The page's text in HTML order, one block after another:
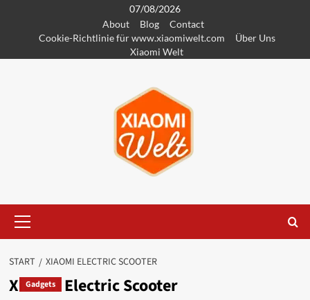
springen
07/08/2026
About
Blog
Contact
Cookie-Richtlinie für www.xiaomiwelt.com
Über Uns
Xiaomi Welt
Menü
START XIAOMI ELECTRIC SCOOTER
Xiaomi Electric Scooter
Gadgets